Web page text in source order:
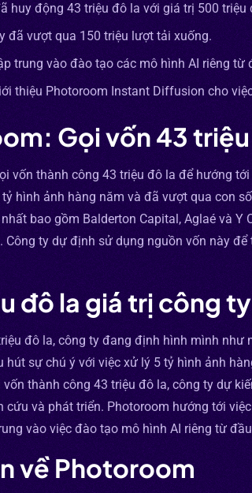
huy động 43 triệu đô la với giá trị 500 triệu
đã vượt qua 150 triệu lượt tải xuống.
trung vào đào tạo các mô hình AI riêng từ
thiệu Photoroom Instant Diffusion cho
Gọi vốn 43
vốn thành công 43 triệu đô la để hướng
hình ảnh hàng năm và đã vượt qua con
bao gồm Balderton Capital, Aglaé và
Công ty dự định sử dụng nguồn vốn này
đô la giá trị công ty
đô la, công ty đang định hình mình như
hút sự chú ý với việc xử lý 5 tỷ hình ảnh
thành công 43 triệu đô la, công ty dự
cứu và phát triển. Photoroom hướng tới
vào việc đào tạo mô hình AI riêng từ
về Photoroom